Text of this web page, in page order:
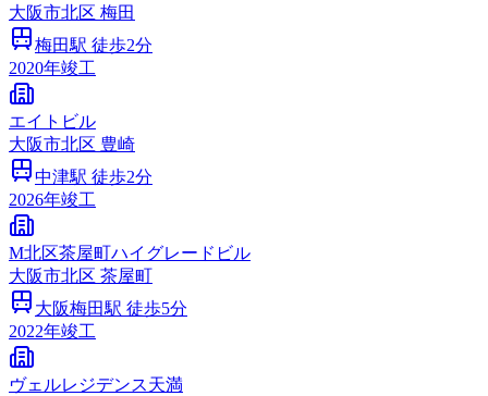
大阪市北区 梅田
梅田駅 徒歩2分
2020年竣工
エイトビル
大阪市北区 豊崎
中津駅 徒歩2分
2026年竣工
M北区茶屋町ハイグレードビル
大阪市北区 茶屋町
大阪梅田駅 徒歩5分
2022年竣工
ヴェルレジデンス天満